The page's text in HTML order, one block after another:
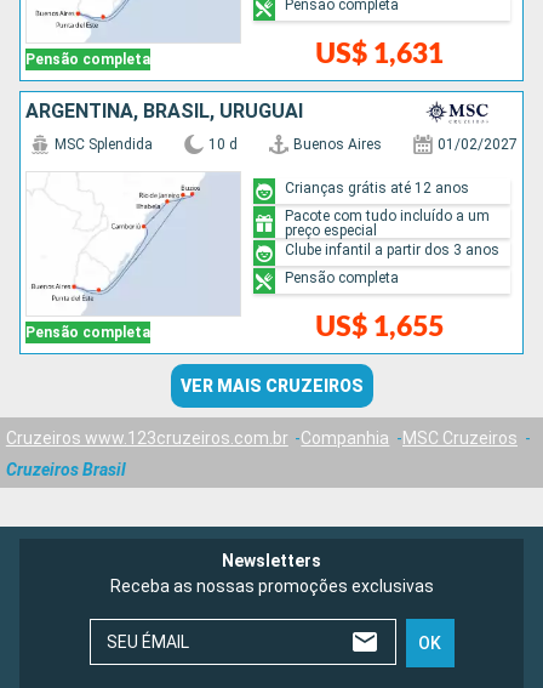
Pensão completa US$ 1,631
Pensão completa
ARGENTINA, BRASIL, URUGUAI
Pensão completa
MSC Splendida 10 d Buenos Aires 01/02/2027
US$ 1,655
Crianças grátis até 12 anos
Pacote com tudo incluído a um
preço especial
Clube infantil a partir dos 3 anos
Pensão completa
VER MAIS CRUZEIROS
Cruzeiros www.123cruzeiros.com.br Companhia
MSC Cruzeiros
Cruzeiros Brasil
Newsletters
Receba as nossas promoções exclusivas
SEU ÉMAIL OK